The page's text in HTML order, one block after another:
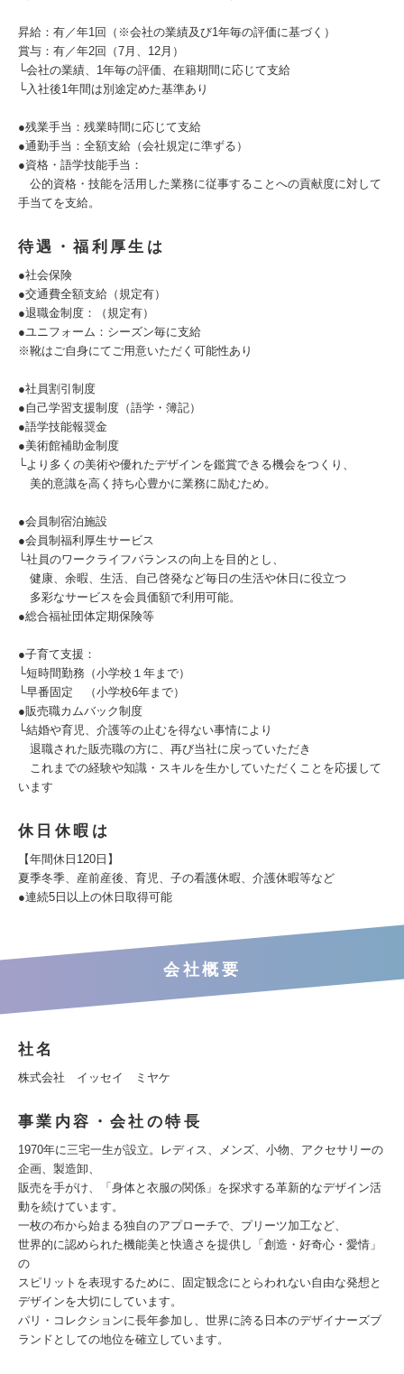
昇給：有／年1回（※会社の業績及び1年毎の評価に基づく）
賞与：有／年2回（7月、12月）
└会社の業績、1年毎の評価、在籍期間に応じて支給
└入社後1年間は別途定めた基準あり
●残業手当：残業時間に応じて支給
●通勤手当：全額支給（会社規定に準ずる）
●資格・語学技能手当：
公的資格・技能を活用した業務に従事することへの貢献度に対して
手当てを支給。
待遇・福利厚生は
●社会保険
●交通費全額支給（規定有）
●退職金制度：（規定有）
●ユニフォーム：シーズン毎に支給
※靴はご自身にてご用意いただく可能性あり
●社員割引制度
●自己学習支援制度（語学・簿記）
●語学技能報奨金
●美術館補助金制度
└より多くの美術や優れたデザインを鑑賞できる機会をつくり、
美的意識を高く持ち心豊かに業務に励むため。
●会員制宿泊施設
●会員制福利厚生サービス
└社員のワークライフバランスの向上を目的とし、
健康、余暇、生活、自己啓発など毎日の生活や休日に役立つ
多彩なサービスを会員価額で利用可能。
●総合福祉団体定期保険等
●子育て支援：
└短時間勤務（小学校１年まで）
└早番固定 （小学校6年まで）
●販売職カムバック制度
└結婚や育児、介護等の止むを得ない事情により
退職された販売職の方に、再び当社に戻っていただき
これまでの経験や知識・スキルを生かしていただくことを応援して
います
休日休暇は
【年間休日120日】
夏季冬季、産前産後、育児、子の看護休暇、介護休暇等など
●連続5日以上の休日取得可能
会社概要
社名
株式会社 イッセイ ミヤケ
事業内容・会社の特長
1970年に三宅一生が設立。レディス、メンズ、小物、アクセサリーの
企画、製造卸、
販売を手がけ、「身体と衣服の関係」を探求する革新的なデザイン活
動を続けています。
一枚の布から始まる独自のアプローチで、プリーツ加工など、
世界的に認められた機能美と快適さを提供し「創造・好奇心・愛情」
の
スピリットを表現するために、固定観念にとらわれない自由な発想と
デザインを大切にしています。
パリ・コレクションに長年参加し、世界に誇る日本のデザイナーズブ
ランドとしての地位を確立しています。